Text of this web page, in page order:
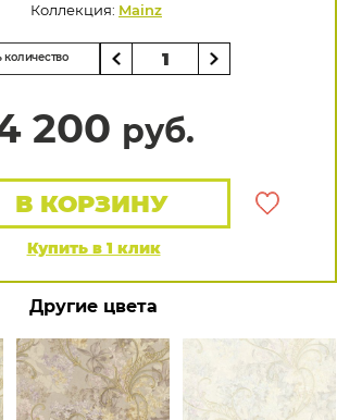
Коллекция: Mainz
количество
200 руб.
Купить в 1 клик
В КОРЗИНУ
Другие цвета